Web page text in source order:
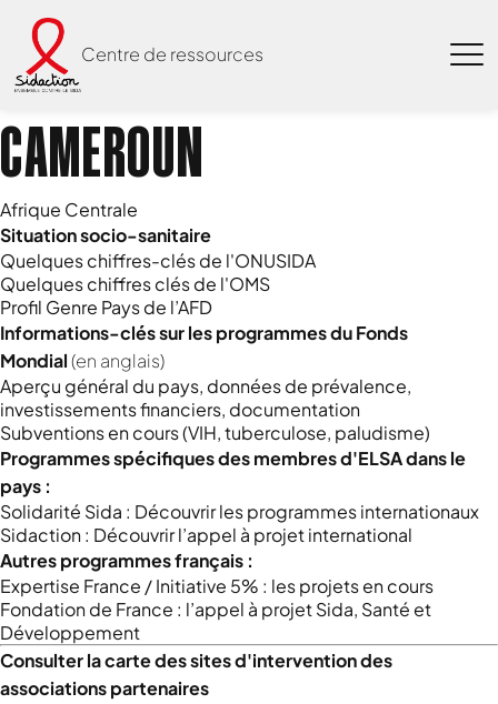
Centre de ressources
CAMEROUN
Afrique Centrale
Situation socio-sanitaire
Quelques chiffres-clés de l'ONUSIDA
Quelques chiffres clés de l'OMS
Profil Genre Pays de l’AFD
Informations-clés sur les programmes du Fonds
Mondial(en anglais)
Aperçu général du pays, données de prévalence,
investissements financiers, documentation
Subventions en cours (VIH, tuberculose, paludisme)
Programmes spécifiques des membres d'ELSA dans le
pays :
Solidarité Sida : Découvrir les programmes internationaux
Sidaction : Découvrir l’appel à projet international
Autres programmes français :
Expertise France / Initiative 5% : les projets en cours
Fondation de France : l’appel à projet Sida, Santé et
Développement
Consulter lacarte des sites d'intervention des
associations partenaires